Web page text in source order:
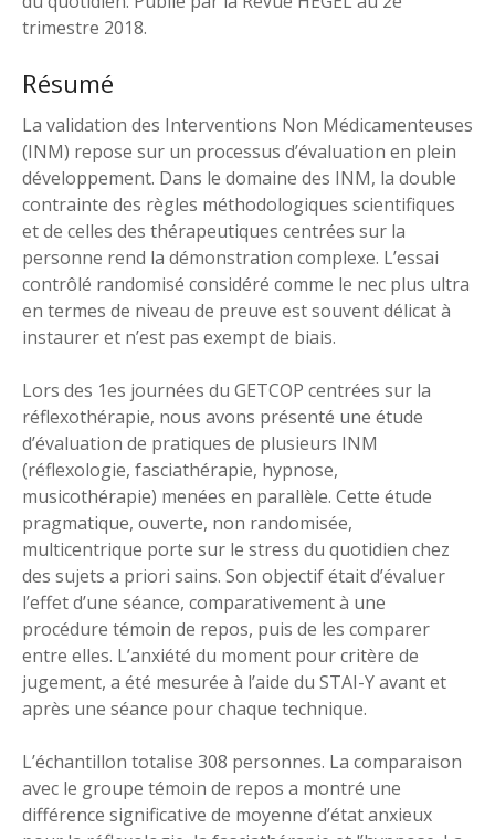
trimestre 2018.
Résumé
La validation des Interventions Non Médicamenteuses
(INM) repose sur un processus d’évaluation en plein
développement. Dans le domaine des INM, la double
contrainte des règles méthodologiques scientifiques
et de celles des thérapeutiques centrées sur la
personne rend la démonstration complexe. L’essai
contrôlé randomisé considéré comme le nec plus ultra
en termes de niveau de preuve est souvent délicat à
instaurer et n’est pas exempt de biais.
Lors des 1es journées du GETCOP centrées sur la
réflexothérapie, nous avons présenté une étude
d’évaluation de pratiques de plusieurs INM
(réflexologie, fasciathérapie, hypnose,
musicothérapie) menées en parallèle. Cette étude
pragmatique, ouverte, non randomisée,
multicentrique porte sur le stress du quotidien chez
des sujets a priori sains. Son objectif était d’évaluer
l’effet d’une séance, comparativement à une
procédure témoin de repos, puis de les comparer
entre elles. L’anxiété du moment pour critère de
jugement, a été mesurée à l’aide du STAI-Y avant et
après une séance pour chaque technique.
L’échantillon totalise 308 personnes. La comparaison
avec le groupe témoin de repos a montré une
différence significative de moyenne d’état anxieux